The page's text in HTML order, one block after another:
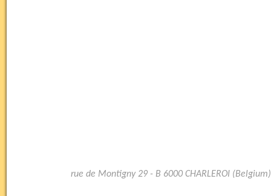
rue de Montigny 29 - B 6000 CHARLEROI